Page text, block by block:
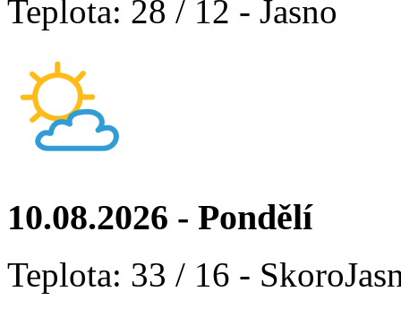
Teplota: 28 / 12 - Jasno
10.08.2026 - Pondělí
Teplota: 33 / 16 -